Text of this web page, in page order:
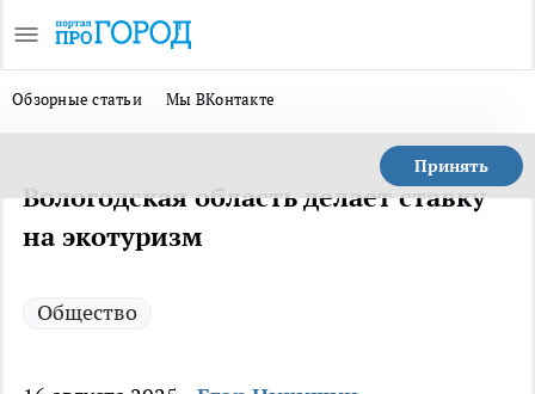
Обзорные статьи Мы ВКонтакте
Принять
Вологодская область делает ставку
на экотуризм
Общество